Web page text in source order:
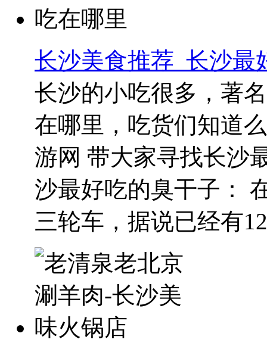
长沙美食推荐_长沙最
长沙的小吃很多，著
在哪里，吃货们知道
游网 带大家寻找长沙
沙最好吃的臭干子：
三轮车，据说已经有